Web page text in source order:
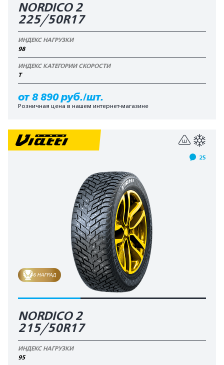
NORDICO 2
225/50R17
ИНДЕКС НАГРУЗКИ
98
ИНДЕКС КАТЕГОРИИ СКОРОСТИ
T
от 8 890 руб./шт.
Розничная цена в нашем интернет-магазине
25
6 НАГРАД
NORDICO 2
215/50R17
ИНДЕКС НАГРУЗКИ
95